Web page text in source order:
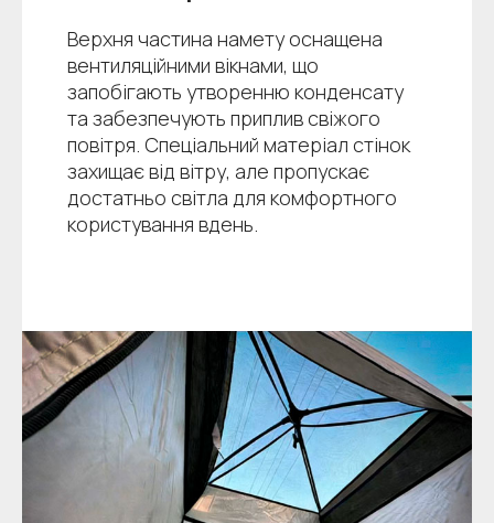
Верхня частина намету оснащена
вентиляційними вікнами, що
запобігають утворенню конденсату
та забезпечують приплив свіжого
повітря. Спеціальний матеріал стінок
захищає від вітру, але пропускає
достатньо світла для комфортного
користування вдень.